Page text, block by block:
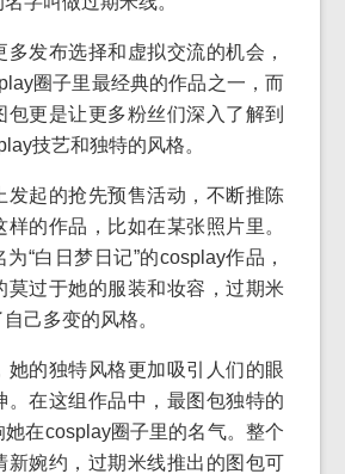
发布选择和虚拟交流的机会，
圈子里最经典的作品之一，而
包更是让更多粉丝们深入了解到
技艺和独特的风格。
发起的抢先预售活动，不断推陈
的作品，比如在某张照片里。
“白日梦日记”的cosplay作品，
莫过于她的服装和妆容，过期米
己多变的风格。
她的独特风格更加吸引人们的眼
。在这组作品中，最图包独特的
她在cosplay圈子里的名气。整个
新婉约，过期米线推出的图包可